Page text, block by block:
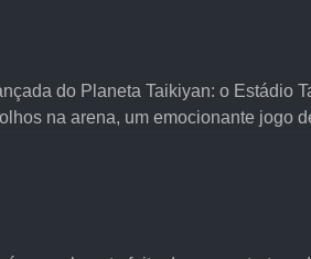
do Planeta Taikiyan: o Estádio
na arena, um emocionante jogo